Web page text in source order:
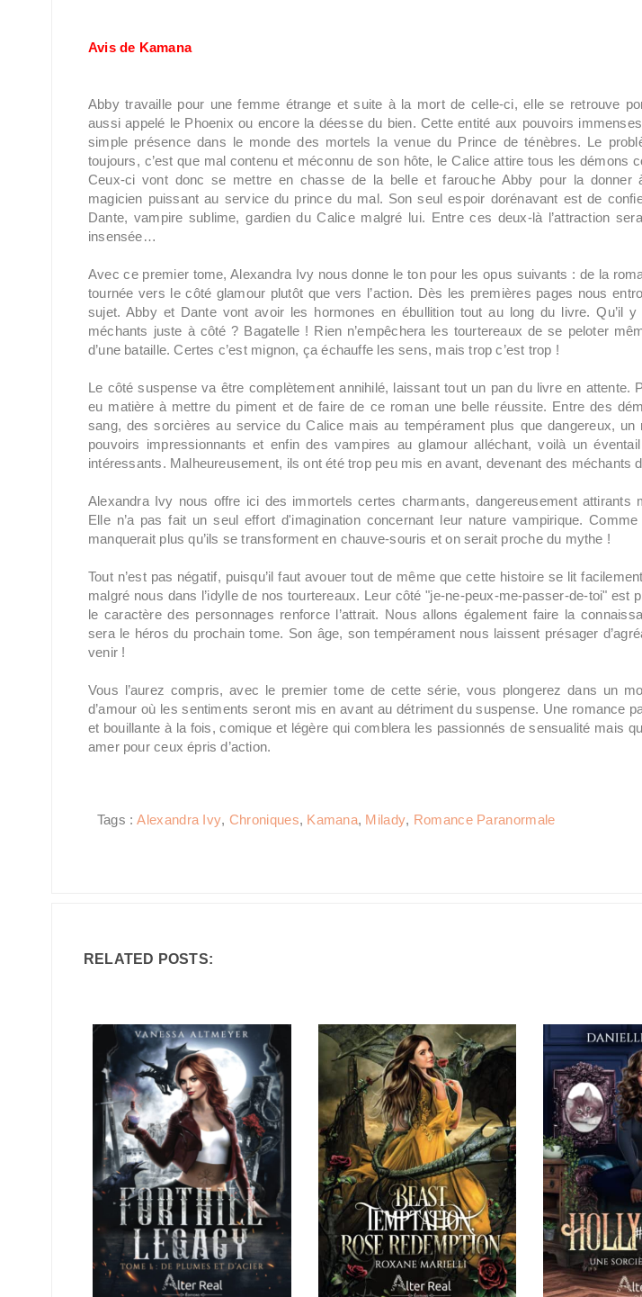
Avis de Kamana
Abby travaille pour une femme étrange et suite à la mort de celle-ci, elle se retrouve
aussi appelé le Phoenix ou encore la déesse du bien. Cette entité aux pouvoirs
simple présence dans le monde des mortels la venue du Prince de ténèbres. Le
toujours, c’est que mal contenu et méconnu de son hôte, le Calice attire tous les démons
Ceux-ci vont donc se mettre en chasse de la belle et farouche Abby pour la donner
magicien puissant au service du prince du mal. Son seul espoir dorénavant est de
Dante, vampire sublime, gardien du Calice malgré lui. Entre ces deux-là l’attraction
insensée…
Avec ce premier tome, Alexandra Ivy nous donne le ton pour les opus suivants : de la
tournée vers le côté glamour plutôt que vers l’action. Dès les premières pages nous
sujet. Abby et Dante vont avoir les hormones en ébullition tout au long du livre. Qu’il
méchants juste à côté ? Bagatelle ! Rien n’empêchera les tourtereaux de se peloter
d’une bataille. Certes c’est mignon, ça échauffe les sens, mais trop c’est trop !
Le côté suspense va être complètement annihilé, laissant tout un pan du livre en attente.
eu matière à mettre du piment et de faire de ce roman une belle réussite. Entre des
sang, des sorcières au service du Calice mais au tempérament plus que dangereux, un
pouvoirs impressionnants et enfin des vampires au glamour alléchant, voilà un
intéressants. Malheureusement, ils ont été trop peu mis en avant, devenant des méchants
Alexandra Ivy nous offre ici des immortels certes charmants, dangereusement attirants
Elle n’a pas fait un seul effort d'imagination concernant leur nature vampirique.
manquerait plus qu’ils se transforment en chauve-souris et on serait proche du mythe !
Tout n’est pas négatif, puisqu’il faut avouer tout de même que cette histoire se lit
malgré nous dans l’idylle de nos tourtereaux. Leur côté "je-ne-peux-me-passer-de-toi" est
le caractère des personnages renforce l’attrait. Nous allons également faire la
sera le héros du prochain tome. Son âge, son tempérament nous laissent présager
venir !
Vous l’aurez compris, avec le premier tome de cette série, vous plongerez dans un
d’amour où les sentiments seront mis en avant au détriment du suspense. Une romance
et bouillante à la fois, comique et légère qui comblera les passionnés de sensualité mais
amer pour ceux épris d’action.
Tags :Alexandra Ivy, Chroniques, Kamana, Milady, Romance Paranormale
RELATED POSTS: